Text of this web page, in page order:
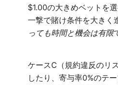
$1.00の大きめベットを
一撃で賭け条件を大きく
っても時間と機会は有限
ケースC（規約違反のリ
したり、寄与率0%のテ